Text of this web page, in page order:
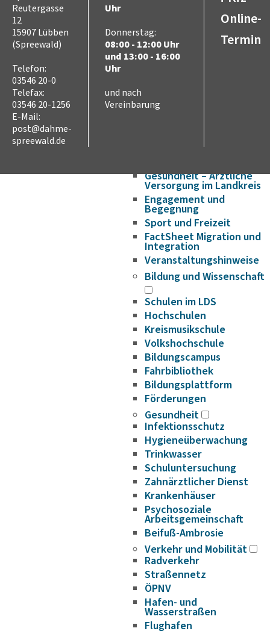
Wirtschaftsförderung/
Bauen und Wohnen
Breitbandausbau
Aufenthaltsrecht
Gesundheit – Ärztliche
Versorgung im Landkreis
Engagement und
Begegnung
Sport und Freizeit
FactSheet Migration und
Integration
Veranstaltungshinweise
Bildung und Wissenschaft
Schulen im LDS
Hochschulen
Kreismusikschule
Volkshochschule
Bildungscampus
Fahrbibliothek
Bildungsplattform
Förderungen
Gesundheit
Infektionsschutz
Hygieneüberwachung
Trinkwasser
Schuluntersuchung
Zahnärztlicher Dienst
Krankenhäuser
Psychosoziale
Arbeitsgemeinschaft
Beifuß-Ambrosie
Verkehr und Mobilität
Radverkehr
Straßennetz
ÖPNV
Hafen- und
Wasserstraßen
Flughafen
Reutergasse
12
15907 Lübben
(Spreewald)
Telefon:
03546 20-0
Telefax:
03546 20-1256
E-Mail:
post@dahme-
spreewald.de
Uhr
Donnerstag:
08:00 - 12:00 Uhr
und 13:00 - 16:00
Uhr
und nach
Vereinbarung
Online-
Termin